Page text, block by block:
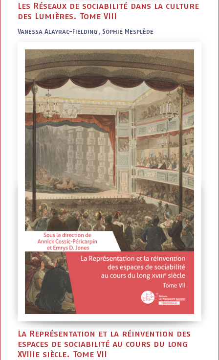
Les Réseaux de sociabilité dans la culture
des Lumières. Tome VIII
Vanessa Alayrac-Fielding, Sophie Mesplède
La Représentation et la réinvention des
espaces de sociabilité au cours du long
XVIIIe siècle. Tome VII